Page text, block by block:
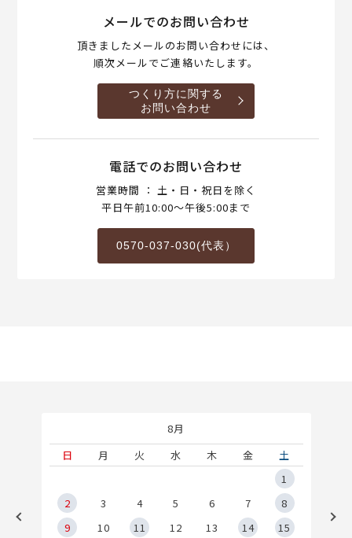
メールでのお問い合わせ
頂きましたメールのお問い合わせには、
順次メールでご連絡いたします。
つくり方に関する
お問い合わせ
電話でのお問い合わせ
営業時間 ： 土・日・祝日を除く
平日午前10:00～午後5:00まで
0570-037-030(代表）
8月
日
月 火 水 木 金
土
1
2
3 4 5 6 7
8
9
10 11 12 13 14
15